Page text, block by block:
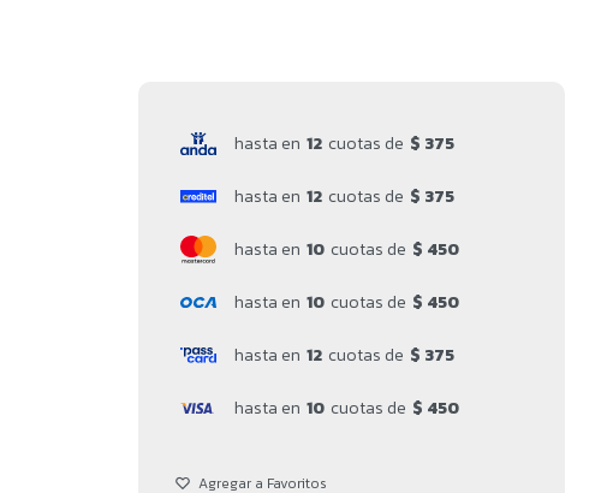
hasta en 12 cuotas de $ 375
hasta en 12 cuotas de $ 375
hasta en 10 cuotas de $ 450
hasta en 10 cuotas de $ 450
hasta en 12 cuotas de $ 375
hasta en 10 cuotas de $ 450